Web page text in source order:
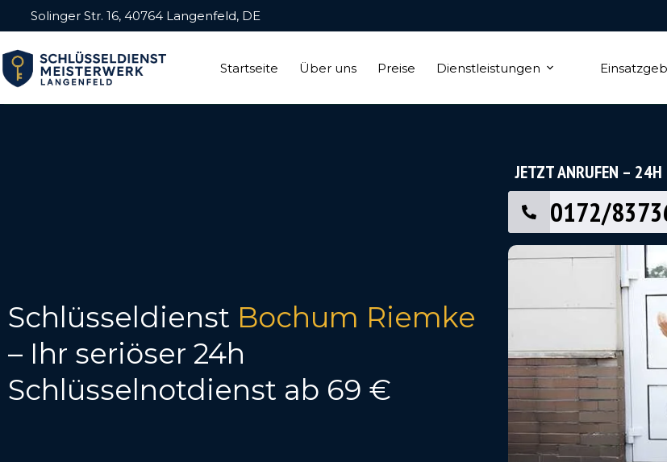
Solinger Str. 16, 40764 Langenfeld, DE
Startseite Über uns Preise Dienstleistungen
Schlüsseldienst Bochum Riemke
– Ihr seriöser 24h
Schlüsselnotdienst ab 69 €
JETZT ANRUFEN –
0172/